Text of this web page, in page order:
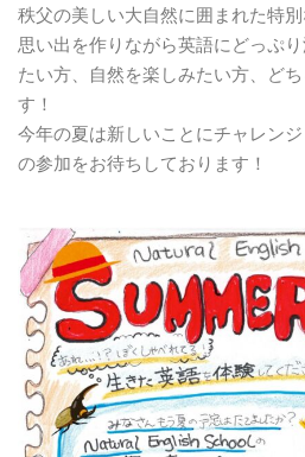
秩父の美しい大自然に囲まれた特
思い出を作りながら英語にどっぷ
たい方、自然を楽しみたい方、ど
す！
今年の夏は新しいことにチャレン
の参加をお待ちしております！